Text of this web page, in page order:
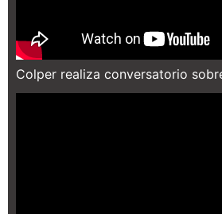
Colper realiza conversatorio